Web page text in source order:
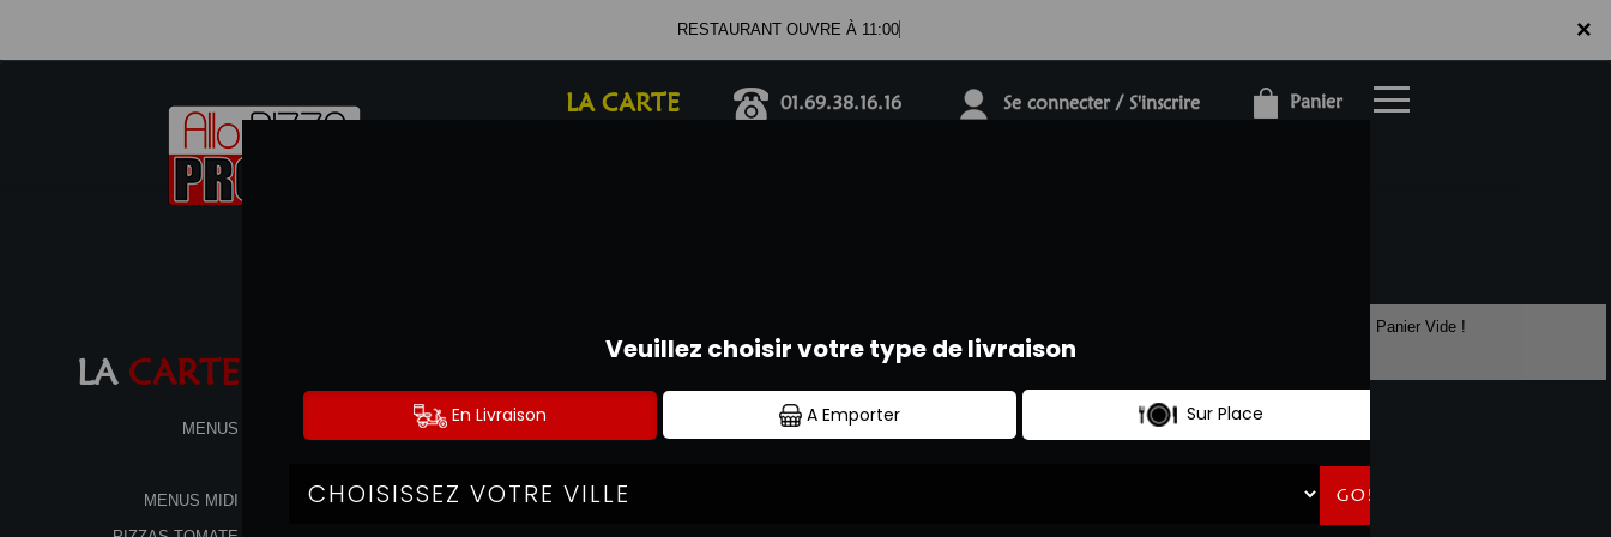
×
RESTAURANT OUVRE À 11:00
LA CARTE 01.69.38.16.16 Se connecter / S'inscrire Panier
×
LA CARTE
MENUS
MENUS MIDI
FAJITAS Panier Vide !